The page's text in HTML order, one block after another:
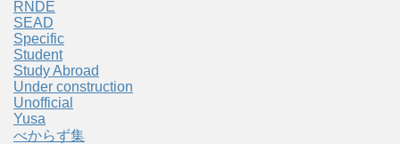
RNDE
SEAD
Specific
Student
Study Abroad
Under construction
Unofficial
Yusa
べからず集